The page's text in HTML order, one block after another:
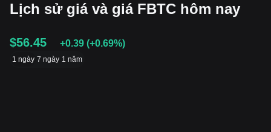
Lịch sử giá và giá FBTC hôm nay
$56.45 +0.39 (+0.69%)
1 ngày 7 ngày 1 năm